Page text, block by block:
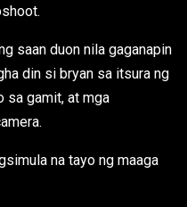
saan duon nila gaganapin
din si bryan sa itsura ng
sa gamit, at mga
na tayo ng maaga